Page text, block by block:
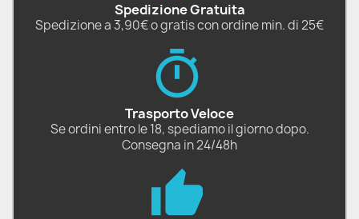
Spedizione Gratuita
Spedizione a 3,90€ o gratis con ordine min. di 25€
Trasporto Veloce
Se ordini entro le 18, spediamo il giorno dopo.
Consegna in 24/48h